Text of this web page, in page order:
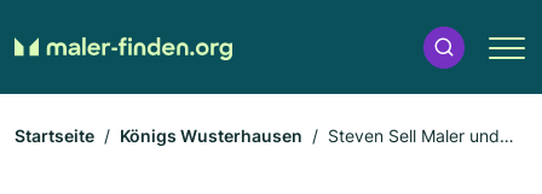
Startseite Königs Wusterhausen
Steven Sell Maler und